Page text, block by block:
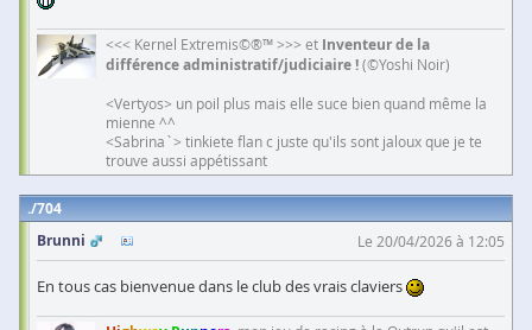
<<< Kernel Extremis©®™ >>> et Inventeur de la
différence administratif/judiciaire !(©Yoshi Noir)
<Vertyos> un poil plus mais elle suce bien quand même la
mienne ^^
<Sabrina`> tinkiete flan c juste qu'ils sont jaloux que je te
trouve aussi appétissant
704
Brunni
Le 20/04/2026 à 12:05
En tous cas bienvenue dans le club des vrais claviers